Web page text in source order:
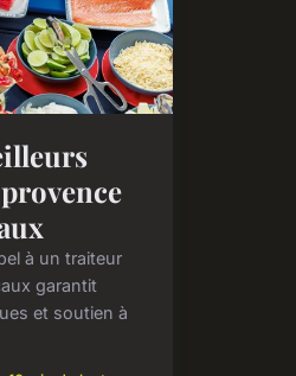
à un traiteur
garantit
et soutien à